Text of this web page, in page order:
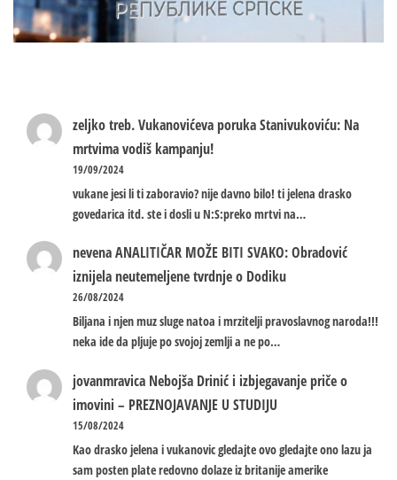
zeljko treb.Vukanovićeva poruka Stanivukoviću: Na
mrtvima vodiš kampanju!
19/09/2024
vukane jesi li ti zaboravio? nije davno bilo! ti jelena drasko
govedarica itd. ste i dosli u N:S:preko mrtvi na…
nevenaANALITIČAR MOŽE BITI SVAKO: Obradović
iznijela neutemeljene tvrdnje o Dodiku
26/08/2024
Biljana i njen muz sluge natoa i mrzitelji pravoslavnog naroda!!!
neka ide da pljuje po svojoj zemlji a ne po…
jovanmravica Nebojša Drinić i izbjegavanje priče o
imovini – PREZNOJAVANJE U STUDIJU
15/08/2024
Kao drasko jelena i vukanovic gledajte ovo gledajte ono lazu ja
sam posten plate redovno dolaze iz britanije amerike